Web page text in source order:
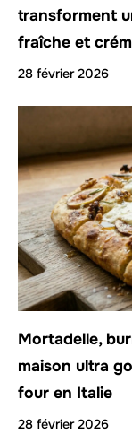
transforment
fraîche et
28 février 2026
Mortadelle,
maison ultra
four en Italie
28 février 2026